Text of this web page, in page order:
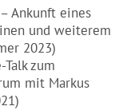
– Ankunft eines
und weiterem
2023)
Talk zum
mit Markus